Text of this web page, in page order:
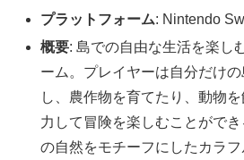
プラットフォーム: Nintendo
概要: 島での自由な生活を楽し
ーム。プレイヤーは自分だけ
し、農作物を育てたり、動物
力して冒険を楽しむことがで
の自然をモチーフにしたカラフ